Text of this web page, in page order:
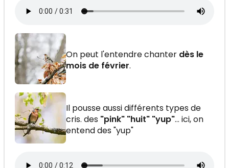
On peut l'entendre chanter dès le
mois de février.
Il pousse aussi différents types de
cris. des "pink" "huit" "yup"... ici, on
entend des "yup"